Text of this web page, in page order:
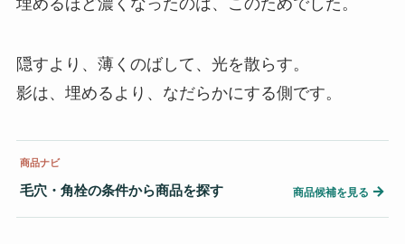
隠すより、薄くのばして、光を散らす。
影は、埋めるより、なだらかにする側です。
商品ナビ
毛穴・角栓の条件から商品を探す 商品候補を見る →